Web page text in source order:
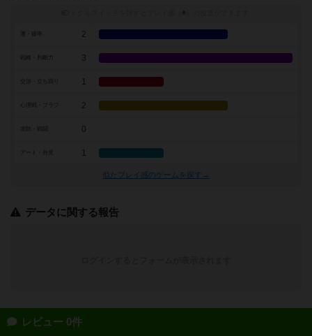
※
2
戦略・判断力 3
1
2
0
アート・外見 1
似たプレイ感のゲームを探す→
データに関する報告
レビュー 0件